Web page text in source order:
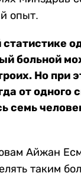
опыт.
больной
Но при
от одного
семь
Айжан
таким